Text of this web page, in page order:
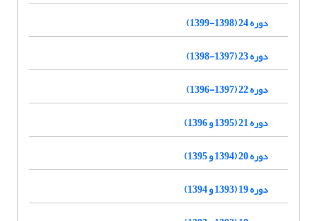
دوره 24 (1398-1399)
دوره 23 (1397-1398)
دوره 22 (1397-1396)
دوره 21 (1395 و 1396)
دوره 20 (1394 و 1395)
دوره 19 (1393 و 1394)